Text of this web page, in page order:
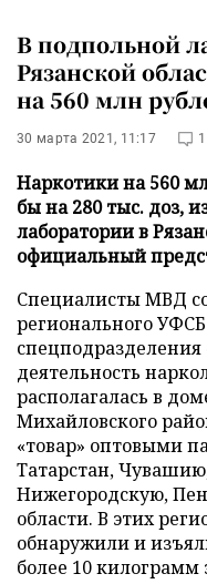
В подпольной
Рязанской
на 560 млн
30 марта 2021, 11:17 1
Наркотики на 560
бы на 280 тыс. доз,
лаборатории в
официальный
Специалисты МВД
регионального
деятельность
располагалась в
Михайловского
«товар» оптовыми
Татарстан,
Нижегородскую,
области. В этих
обнаружили и
более 10